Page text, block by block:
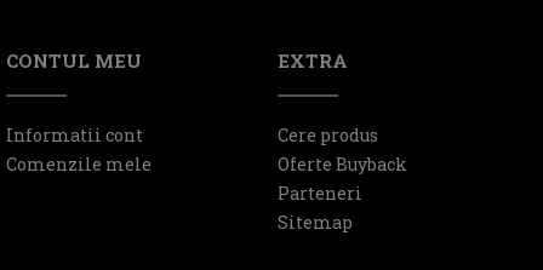
CONTUL MEU
Informatii cont
Comenzile mele
EXTRA
Cere produs
Oferte Buyback
Parteneri
Sitemap